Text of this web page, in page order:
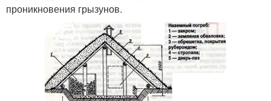
проникновения грызунов.